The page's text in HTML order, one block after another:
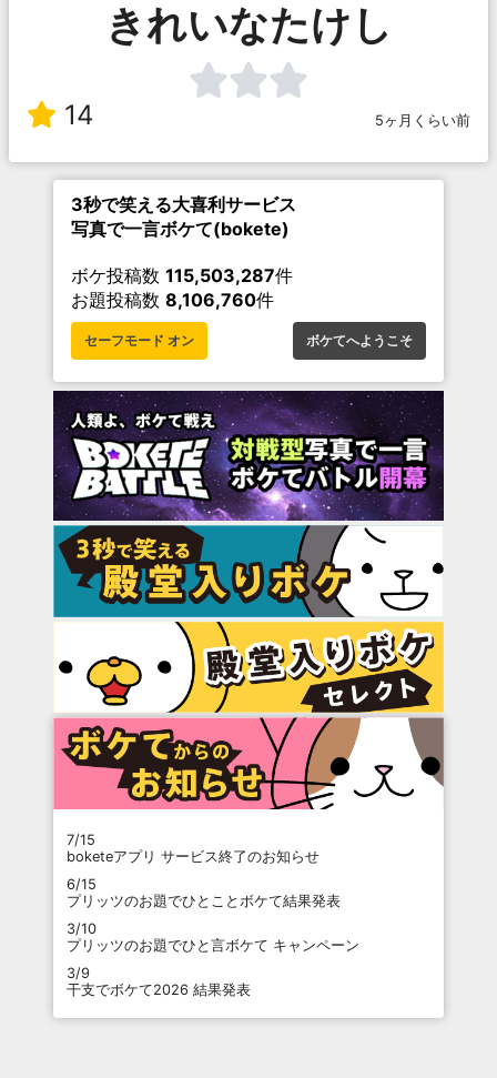
きれいなたけし
14 5ヶ月くらい前
3秒で笑える大喜利サービス
写真で一言ボケて(bokete)
ボケ投稿数 115,503,287件
お題投稿数 8,106,760件
セーフモード オン ボケてへようこそ
7/15
boketeアプリ サービス終了のお知らせ
6/15
プリッツのお題でひとことボケて結果発表
3/10
プリッツのお題でひと言ボケて キャンペーン
3/9
干支でボケて2026 結果発表